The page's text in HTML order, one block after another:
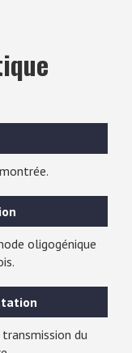
oligogénique
du